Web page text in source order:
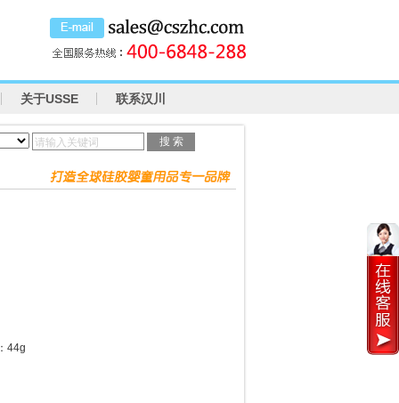
关于USSE 联系汉川
请输入关键词
44g